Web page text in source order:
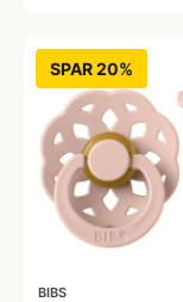
SPAR 20%
BIBS